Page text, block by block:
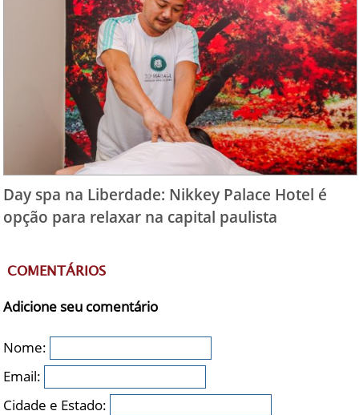
Day spa na Liberdade: Nikkey Palace Hotel é
opção para relaxar na capital paulista
COMENTÁRIOS
Adicione seu comentário
Nome:
Email:
Cidade e Estado: